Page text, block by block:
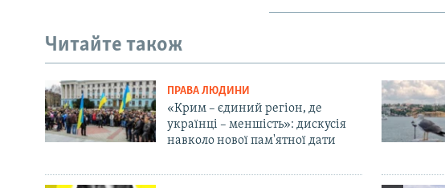
Читайте також
ПРАВА ЛЮДИНИ
«Крим – єдиний регіон, де
українці – меншість»: дискусія
навколо нової пам'ятної дати